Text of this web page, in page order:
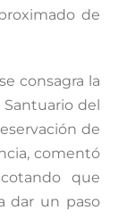
de
consagra la
del
de
comentó
que
dar un paso